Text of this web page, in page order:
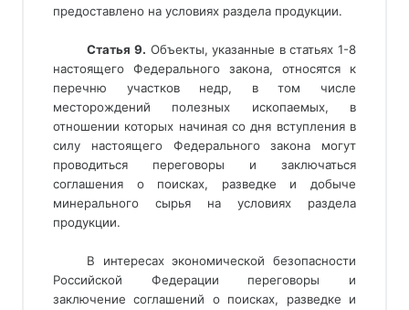
предоставлено на условиях раздела продукции.
Статья 9. Объекты, указанные в статьях 1-8
настоящего Федерального закона, относятся к
перечню участков недр, в том числе
месторождений полезных ископаемых, в
отношении которых начиная со дня вступления в
силу настоящего Федерального закона могут
проводиться переговоры и заключаться
соглашения о поисках, разведке и добыче
минерального сырья на условиях раздела
продукции.
В интересах экономической безопасности
Российской Федерации переговоры и
заключение соглашений о поисках, разведке и